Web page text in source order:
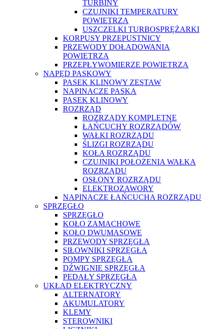
TURBINY
CZUJNIKI TEMPERATURY
POWIETRZA
USZCZELKI TURBOSPRĘŻARKI
KORPUSY PRZEPUSTNICY
PRZEWODY DOŁADOWANIA
POWIETRZA
PRZEPŁYWOMIERZE POWIETRZA
NAPĘD PASKOWY
PASEK KLINOWY ZESTAW
NAPINACZE PASKA
PASEK KLINOWY
ROZRZĄD
ROZRZĄDY KOMPLETNE
ŁAŃCUCHY ROZRZĄDÓW
WAŁKI ROZRZĄDU
ŚLIZGI ROZRZĄDU
KOŁA ROZRZĄDU
CZUJNIKI POŁOŻENIA WAŁKA
ROZRZĄDU
OSŁONY ROZRZĄDU
ELEKTROZAWORY
NAPINACZE ŁAŃCUCHA ROZRZĄDU
SPRZĘGŁO
SPRZĘGŁO
KOŁO ZAMACHOWE
KOŁO DWUMASOWE
PRZEWODY SPRZĘGŁA
SIŁOWNIKI SPRZĘGŁA
POMPY SPRZĘGŁA
DŹWIGNIE SPRZĘGŁA
PEDAŁY SPRZĘGŁA
UKŁAD ELEKTRYCZNY
ALTERNATORY
AKUMULATORY
KLEMY
STEROWNIKI